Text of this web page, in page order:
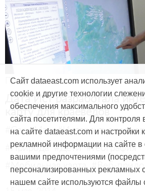
Продукты и услуги
Дата Ист разработала
карту для краеведов
#CarryMap #Интерактивная
#Природа #Дети #География
#Мобильная карта #Веб-
Сайт dataeast.com использует
cookie и другие технологии
обеспечения максимального
сайта посетителями. Для
на сайте dataeast.com и настройки
рекламной информации на сайте в
вашими предпочтениями
персонализированных рекламных
нашем сайте используются файлы